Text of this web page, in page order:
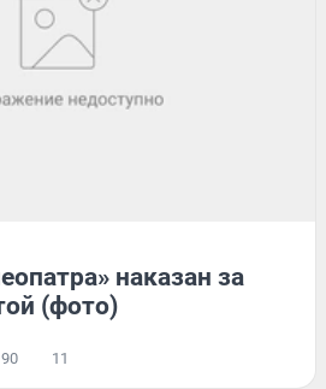
наказан за
(фото)
11